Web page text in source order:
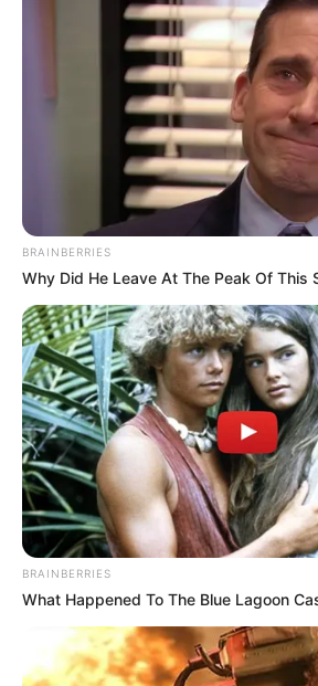
BRAINBERRIES
Why Did He Leave At The Peak Of This
BRAINBERRIES
What Happened To The Blue Lagoon